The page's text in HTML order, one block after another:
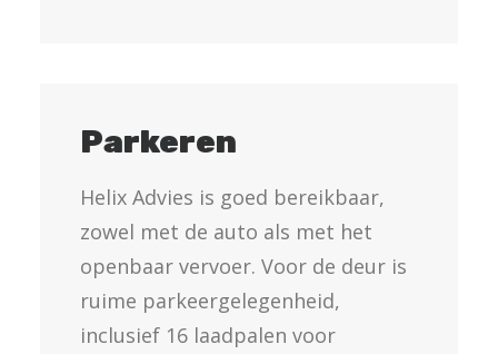
Parkeren
Helix Advies is goed bereikbaar,
zowel met de auto als met het
openbaar vervoer. Voor de deur is
ruime parkeergelegenheid,
inclusief 16 laadpalen voor